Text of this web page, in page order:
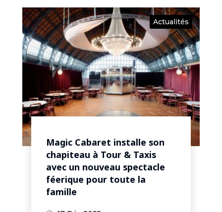
Actualités
Magic Cabaret installe son
chapiteau à Tour & Taxis
avec un nouveau spectacle
féerique pour toute la
famille